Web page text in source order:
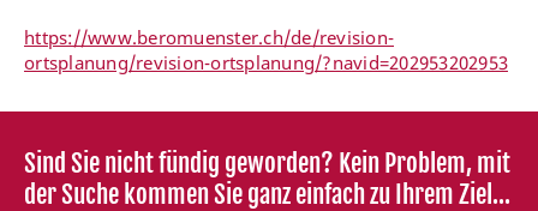
https://www.beromuenster.ch/de/revision-
ortsplanung/revision-ortsplanung/?navid=202953202953
Sind Sie nicht fündig geworden? Kein Problem, mit
der Suche kommen Sie ganz einfach zu Ihrem Ziel...